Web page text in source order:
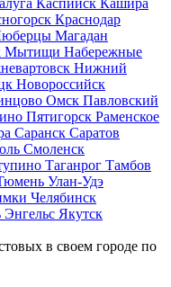
Каспийск Кашира
Краснодар
Магадан
Мытищи Набережные
Нижний
Новороссийск
Омск Павловский
Пятигорск Раменское
Саранск Саратов
Смоленск
Таганрог Тамбов
Улан-Удэ
Челябинск
Энгельс Якутск
в своем городе по